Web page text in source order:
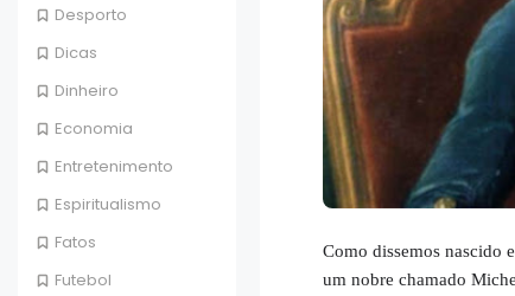
Desporto
Dicas
Dinheiro
Economia
Entretenimento
Espiritualismo
Fatos
Futebol
Como dissemos nascido
um nobre chamado